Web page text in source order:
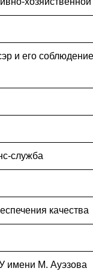
и его соблюдение
служба
качества
имени М. Ауэзова